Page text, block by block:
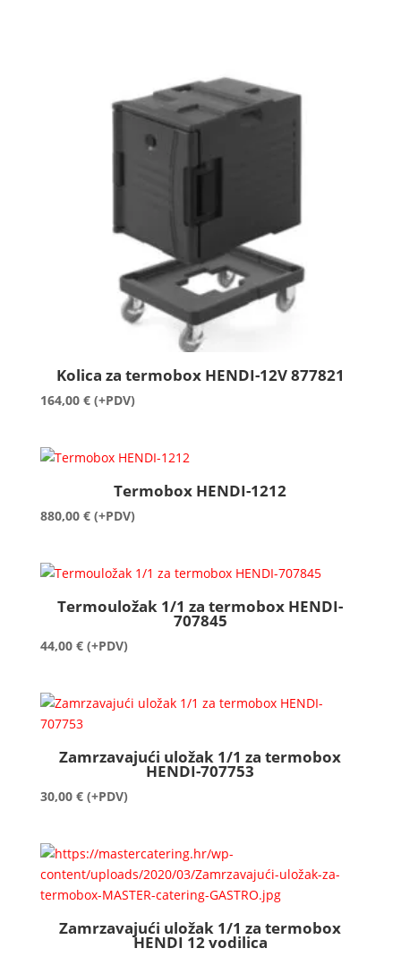
Kolica za termobox HENDI-12V 877821
164,00 € (+PDV)
Termobox HENDI-1212
880,00 € (+PDV)
Termouložak 1/1 za termobox HENDI-
707845
44,00 € (+PDV)
Zamrzavajući uložak 1/1 za termobox
HENDI-707753
30,00 € (+PDV)
Zamrzavajući uložak 1/1 za termobox
HENDI 12 vodilica